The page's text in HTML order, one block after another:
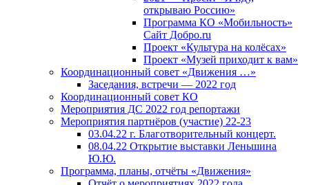
открываю Россию»
Программа КО «Мобильность»
Сайт Добро.ru
Проект «Культура на колёсах»
Проект «Музей приходит к вам»
Координационный совет «Движения …»
Заседания, встречи — 2022 год
Координационный совет КО
Мероприятия ДС 2022 год репортажи
Мероприятия партнёров (участие) 22-23
03.04.22 г. Благотворительный концерт.
08.04.22 Открытие выставки Леньшина
Ю.Ю.
Программа, планы, отчёты «Движения»